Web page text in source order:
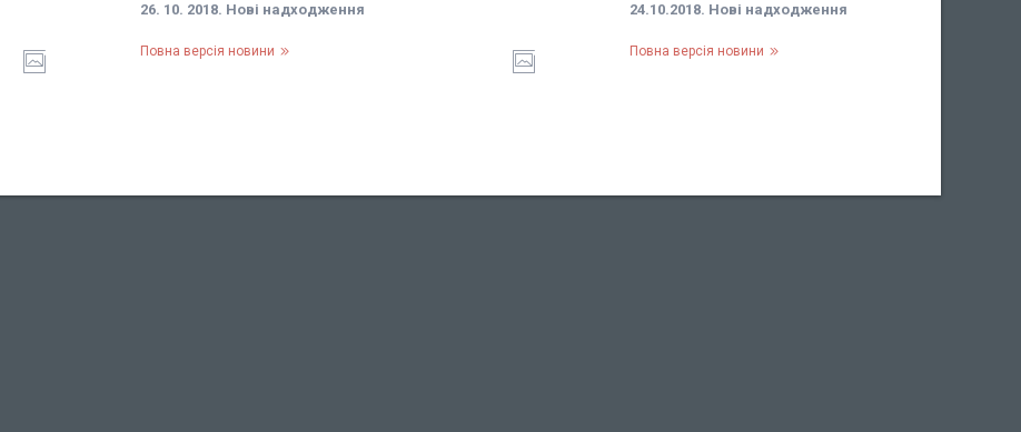
26. 10. 2018. Нові надходження
Повна версія новини
24.10.2018. Нові надходження
Повна версія новини